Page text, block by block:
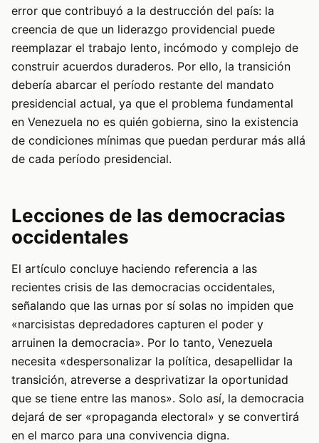
error que contribuyó a la destrucción del país: la
creencia de que un liderazgo providencial puede
reemplazar el trabajo lento, incómodo y complejo de
construir acuerdos duraderos. Por ello, la transición
debería abarcar el período restante del mandato
presidencial actual, ya que el problema fundamental
en Venezuela no es quién gobierna, sino la existencia
de condiciones mínimas que puedan perdurar más allá
de cada período presidencial.
Lecciones de las democracias
occidentales
El artículo concluye haciendo referencia a las
recientes crisis de las democracias occidentales,
señalando que las urnas por sí solas no impiden que
«narcisistas depredadores capturen el poder y
arruinen la democracia». Por lo tanto, Venezuela
necesita «despersonalizar la política, desapellidar la
transición, atreverse a desprivatizar la oportunidad
que se tiene entre las manos». Solo así, la democracia
dejará de ser «propaganda electoral» y se convertirá
en el marco para una convivencia digna.